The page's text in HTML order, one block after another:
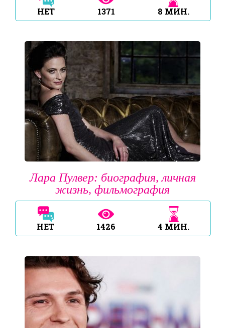
НЕТ 1371 8 МИН.
Лара Пулвер: биография, личная
жизнь, фильмография
НЕТ 1426 4 МИН.